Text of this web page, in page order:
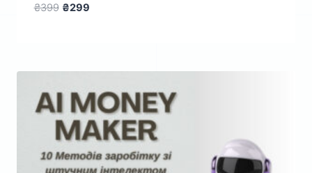
₴399 Оригінальна
₴299Поточна